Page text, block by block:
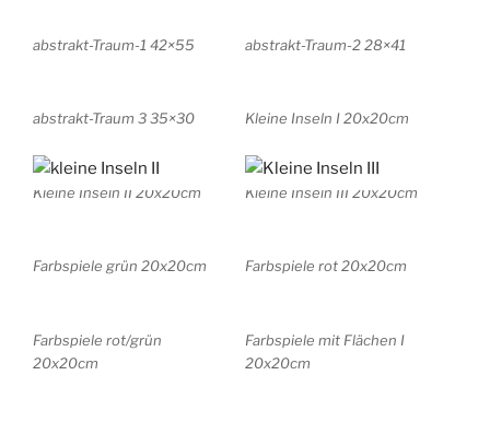
abstrakt-Traum-1 42×55 abstrakt-Traum-2 28×41
abstrakt-Traum 3 35×30 Kleine Inseln I 20x20cm
Kleine Inseln II 20x20cm Kleine Inseln III 20x20cm
Farbspiele grün 20x20cm Farbspiele rot 20x20cm
Farbspiele rot/grün
20x20cm
Farbspiele mit Flächen I
20x20cm